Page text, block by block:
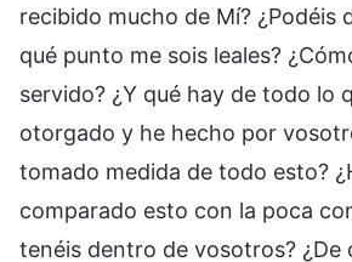
recibido mucho de Mí? ¿Podéis
qué punto me sois leales?
servido? ¿Y qué hay de todo lo
otorgado y he hecho por
tomado medida de todo esto?
comparado esto con la poca
tenéis dentro de vosotros? ¿De